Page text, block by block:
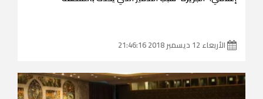
الأربعاء 12 ديسمبر 2018 21:46:16